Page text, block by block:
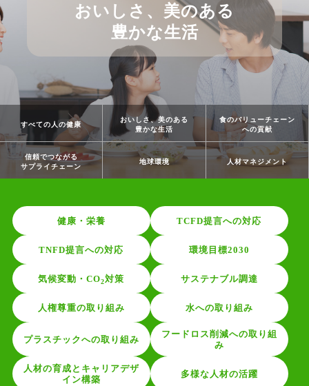
おいしさ、美のある
豊かな生活
すべての人の健康
おいしさ、美のある
豊かな生活
食のバリューチェーン
への貢献
信頼でつながる
サプライチェーン
地球環境 人材マネジメント
健康・栄養 TCFD提言への対応
TNFD提言への対応 環境目標2030
気候変動・CO2対策 サステナブル調達
人権尊重の取り組み 水への取り組み
プラスチックへの取り組み
フードロス削減への取り組
み
人材の育成とキャリアデザ
イン構築
多様な人材の活躍